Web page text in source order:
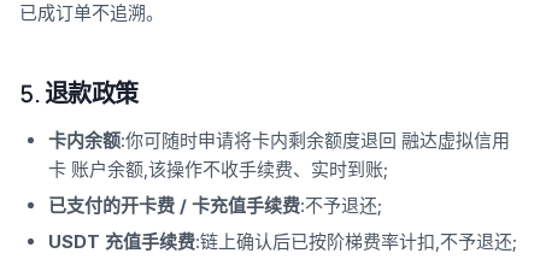
已成订单不追溯。
5. 退款政策
卡内余额:你可随时申请将卡内剩余额度退回 融达虚拟信用
卡 账户余额,该操作不收手续费、实时到账;
已支付的开卡费 / 卡充值手续费:不予退还;
USDT 充值手续费:链上确认后已按阶梯费率计扣,不予退还;